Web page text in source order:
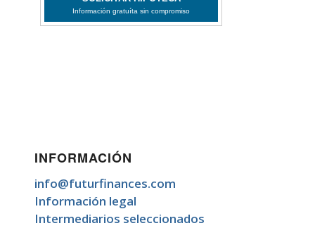
INFORMACIÓN
info@futurfinances.com
Información legal
Intermediarios seleccionados